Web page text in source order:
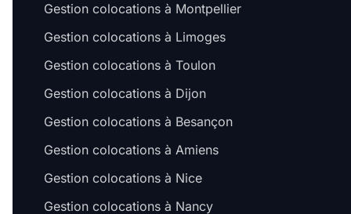
Gestion colocations à Montpellier
Gestion colocations à Limoges
Gestion colocations à Toulon
Gestion colocations à Dijon
Gestion colocations à Besançon
Gestion colocations à Amiens
Gestion colocations à Nice
Gestion colocations à Nancy